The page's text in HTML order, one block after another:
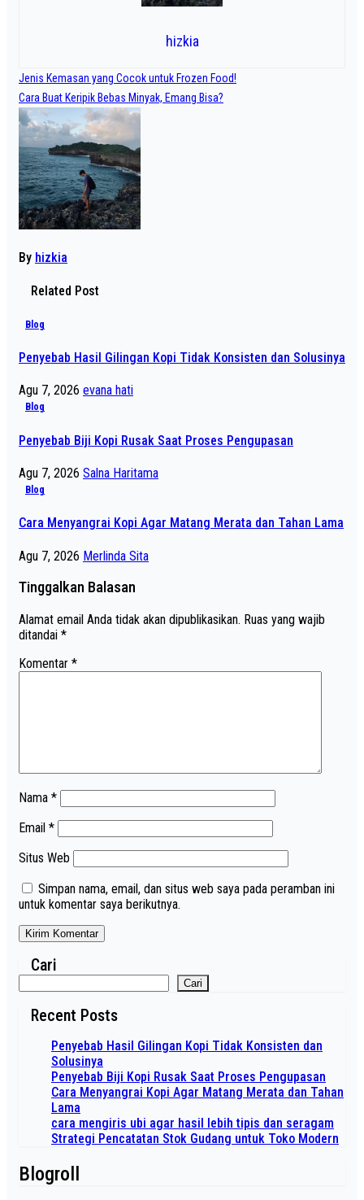
hizkia
Navigasi
pos
Jenis Kemasan yang Cocok untuk Frozen Food!
Cara Buat Keripik Bebas Minyak, Emang Bisa?
By hizkia
Related Post
Blog
Penyebab Hasil Gilingan Kopi Tidak Konsisten dan Solusinya
Agu 7, 2026 evana hati
Blog
Penyebab Biji Kopi Rusak Saat Proses Pengupasan
Agu 7, 2026 Salna Haritama
Blog
Cara Menyangrai Kopi Agar Matang Merata dan Tahan Lama
Agu 7, 2026 Merlinda Sita
Tinggalkan Balasan
Alamat email Anda tidak akan dipublikasikan. Ruas yang wajib
ditandai *
Komentar *
Nama *
Email *
Situs Web
Simpan nama, email, dan situs web saya pada peramban ini
untuk komentar saya berikutnya.
Cari
Cari
Recent Posts
Penyebab Hasil Gilingan Kopi Tidak Konsisten dan
Solusinya
Penyebab Biji Kopi Rusak Saat Proses Pengupasan
Cara Menyangrai Kopi Agar Matang Merata dan Tahan
Lama
cara mengiris ubi agar hasil lebih tipis dan seragam
Strategi Pencatatan Stok Gudang untuk Toko Modern
Blogroll